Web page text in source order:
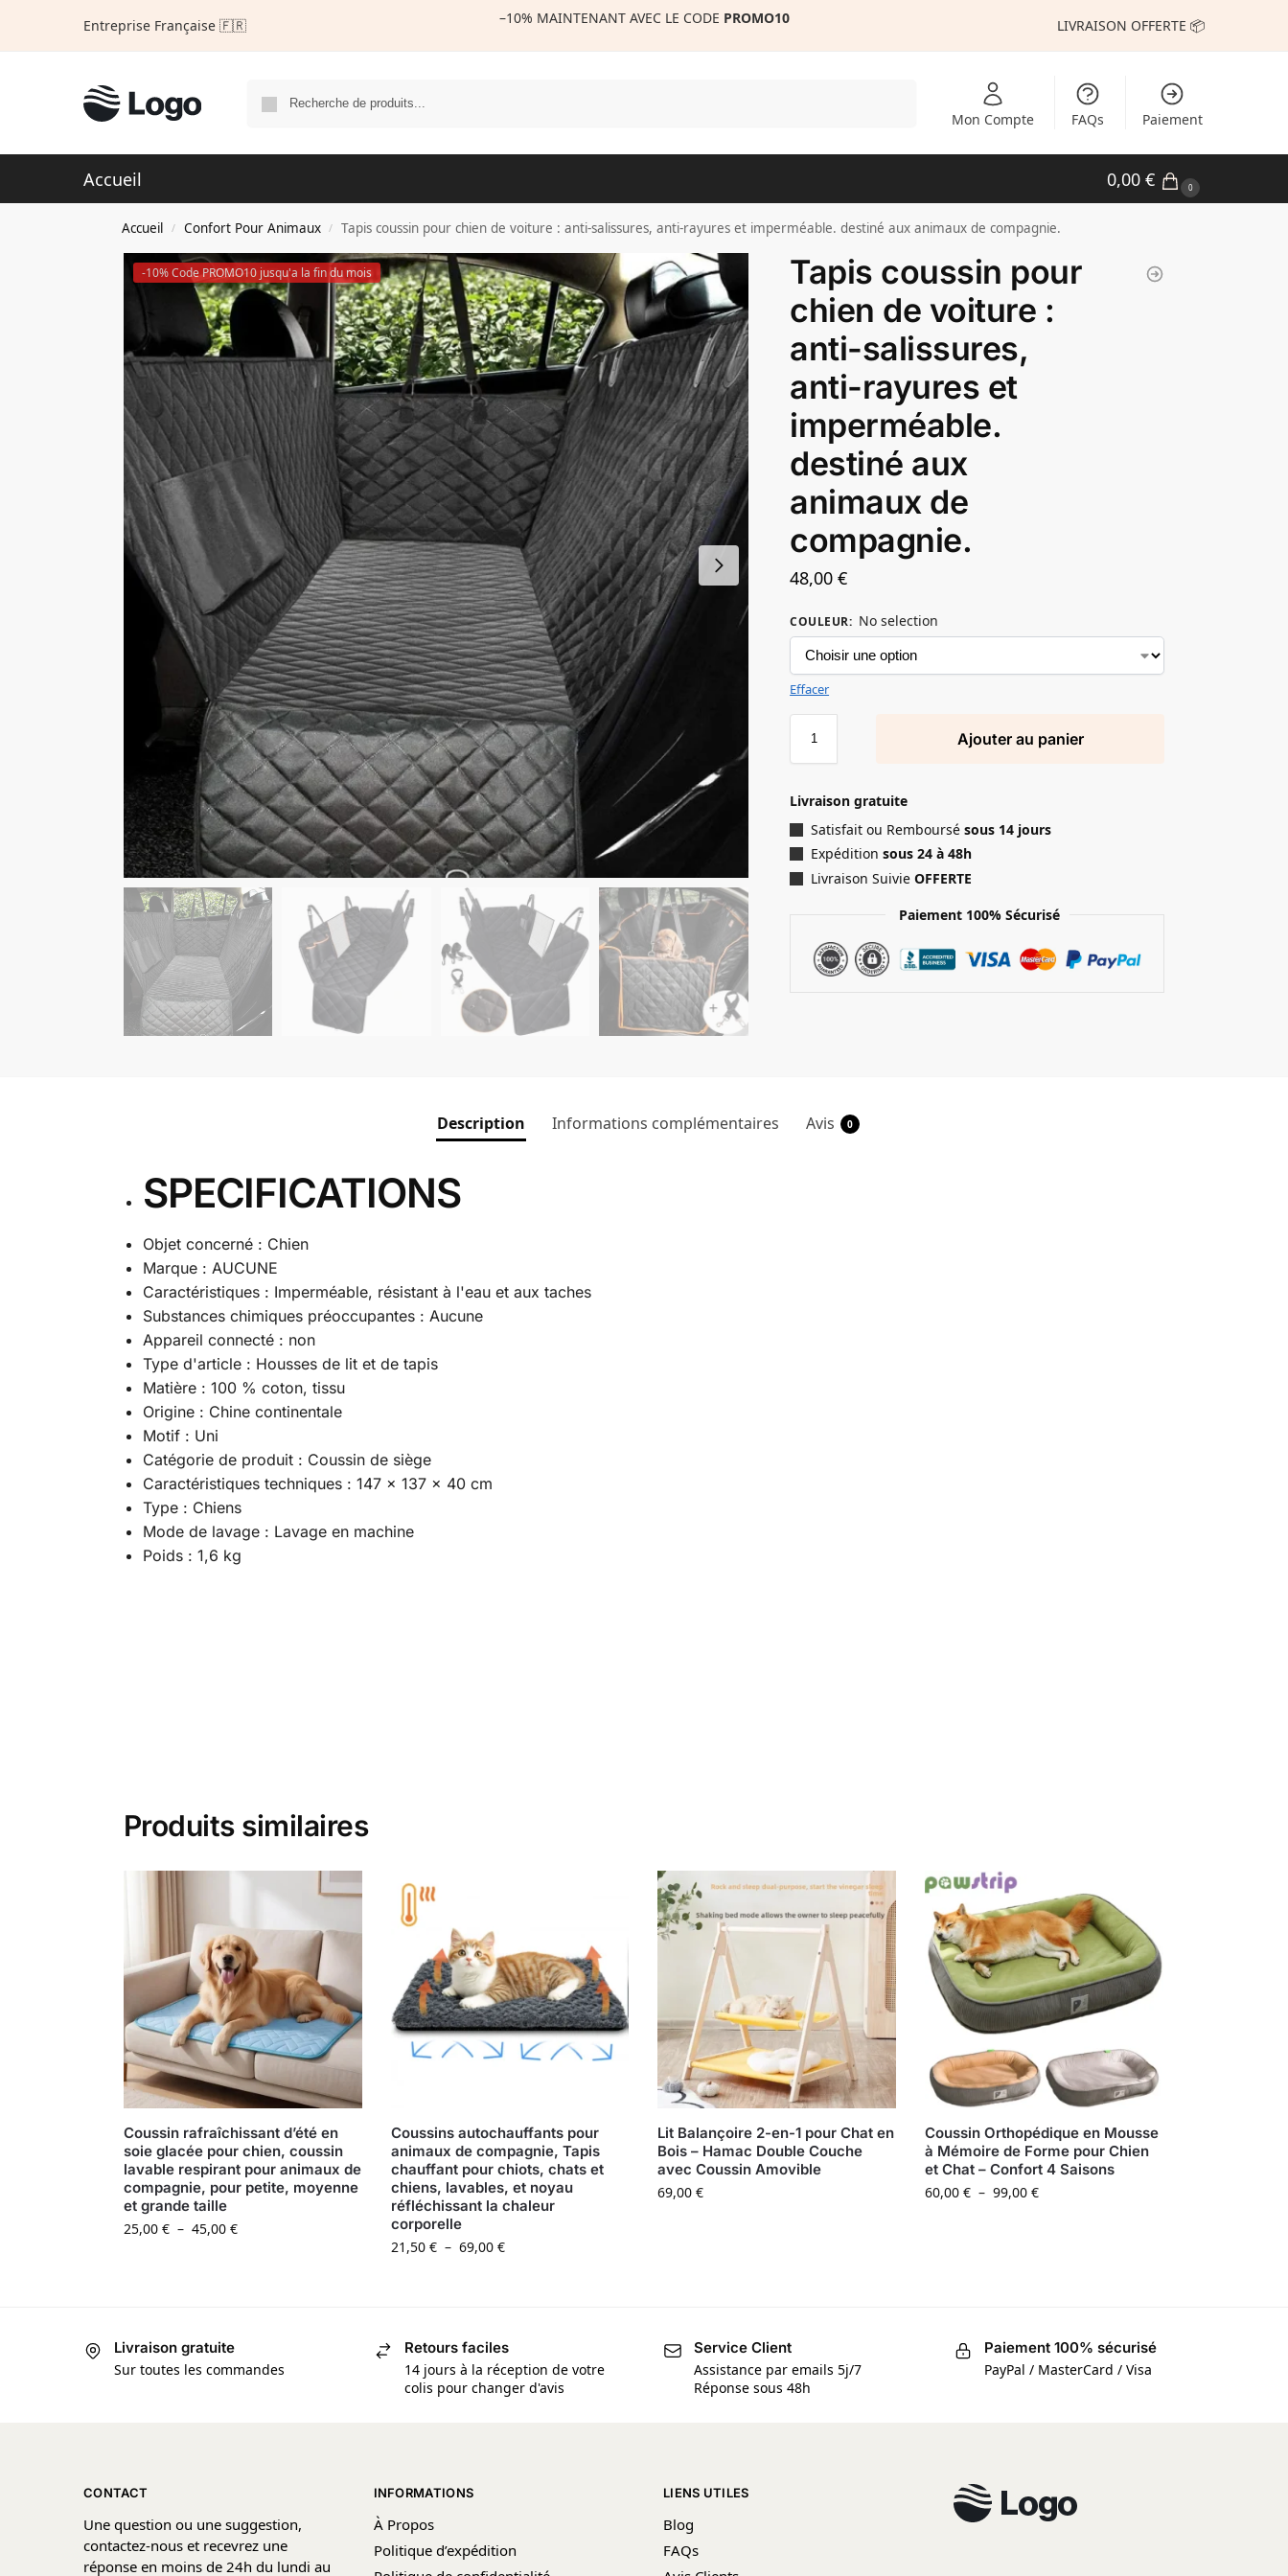
Entreprise Française 🇫🇷 –10% MAINTENANT AVEC LE CODE PROMO10 LIVRAISON OFFERTE 📦
Mon Compte FAQs Paiement
Accueil 0,00 € 0
Accueil / Confort Pour Animaux / Tapis coussin pour chien de voiture : anti-salissures, anti-rayures et imperméable. destiné aux animaux de compagnie.
-10% Code PROMO10 jusqu'a la fin du mois
Tapis coussin pour
chien de voiture :
anti-salissures,
anti-rayures et
imperméable.
destiné aux
animaux de
compagnie.
48,00€
COULEUR: No selection
Effacer
Ajouter au panier
Livraison gratuite
Satisfait ou Remboursésous 14 jours
Expédition sous 24 à 48h
Livraison SuivieOFFERTE
Paiement 100% Sécurisé
Description Informations complémentaires Avis 0
SPECIFICATIONS
Objet concerné : Chien
Marque : AUCUNE
Caractéristiques : Imperméable, résistant à l'eau et aux taches
Substances chimiques préoccupantes : Aucune
Appareil connecté : non
Type d'article : Housses de lit et de tapis
Matière : 100 % coton, tissu
Origine : Chine continentale
Motif : Uni
Catégorie de produit : Coussin de siège
Caractéristiques techniques : 147 × 137 × 40 cm
Type : Chiens
Mode de lavage : Lavage en machine
Poids : 1,6 kg
Produits similaires
Coussin rafraîchissant d’été en
soie glacée pour chien, coussin
lavable respirant pour animaux de
compagnie, pour petite, moyenne
et grande taille
25,00 € – 45,00 €
Coussins autochauffants pour
animaux de compagnie, Tapis
chauffant pour chiots, chats et
chiens, lavables, et noyau
réfléchissant la chaleur
corporelle
21,50 € – 69,00 €
Lit Balançoire 2-en-1 pour Chat en
Bois – Hamac Double Couche
avec Coussin Amovible
69,00€
Coussin Orthopédique en Mousse
à Mémoire de Forme pour Chien
et Chat – Confort 4 Saisons
60,00€ – 99,00€
Livraison gratuite
Sur toutes les commandes
Retours faciles
14 jours à la réception de votre
colis pour changer d'avis
Service Client
Assistance par emails 5j/7
Réponse sous 48h
Paiement 100% sécurisé
PayPal / MasterCard / Visa
CONTACT
Une question ou une suggestion,
contactez-nous et recevrez une
réponse en moins de 24h du lundi au
INFORMATIONS
À Propos
Politique d’expédition
LIENS UTILES
Blog
FAQs